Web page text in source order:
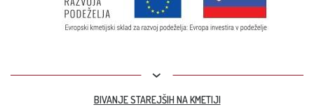
BIVANJE STAREJŠIH NA KMETIJI